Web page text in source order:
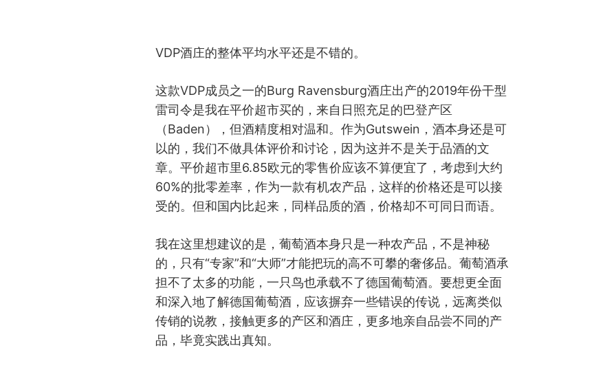
VDP酒庄的整体平均水平还是不错的。
这款VDP成员之一的Burg Ravensburg酒庄出产的2019年份干型
雷司令是我在平价超市买的，来自日照充足的巴登产区
（Baden），但酒精度相对温和。作为Gutswein，酒本身还是可
以的，我们不做具体评价和讨论，因为这并不是关于品酒的文
章。平价超市里6.85欧元的零售价应该不算便宜了，考虑到大约
60%的批零差率，作为一款有机农产品，这样的价格还是可以接
受的。但和国内比起来，同样品质的酒，价格却不可同日而语。
我在这里想建议的是，葡萄酒本身只是一种农产品，不是神秘
的，只有“专家”和“大师”才能把玩的高不可攀的奢侈品。葡萄酒承
担不了太多的功能，一只鸟也承载不了德国葡萄酒。要想更全面
和深入地了解德国葡萄酒，应该摒弃一些错误的传说，远离类似
传销的说教，接触更多的产区和酒庄，更多地亲自品尝不同的产
品，毕竟实践出真知。